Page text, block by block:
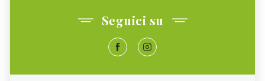
Seguici su